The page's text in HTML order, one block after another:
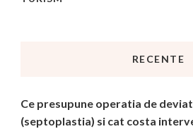
RECENTE
Ce presupune operatia de
(septoplastia) si cat costa